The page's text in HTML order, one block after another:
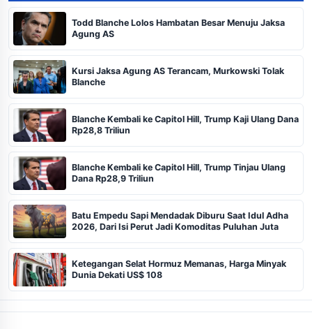
Todd Blanche Lolos Hambatan Besar Menuju Jaksa
Agung AS
Kursi Jaksa Agung AS Terancam, Murkowski Tolak
Blanche
Blanche Kembali ke Capitol Hill, Trump Kaji Ulang Dana
Rp28,8 Triliun
Blanche Kembali ke Capitol Hill, Trump Tinjau Ulang
Dana Rp28,9 Triliun
Batu Empedu Sapi Mendadak Diburu Saat Idul Adha
2026, Dari Isi Perut Jadi Komoditas Puluhan Juta
Ketegangan Selat Hormuz Memanas, Harga Minyak
Dunia Dekati US$ 108